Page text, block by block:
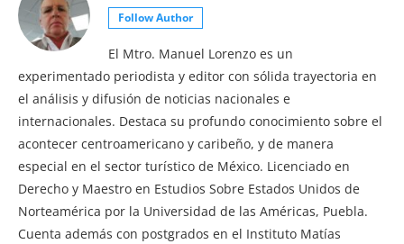
Follow Author
El Mtro. Manuel Lorenzo es un
experimentado periodista y editor con sólida trayectoria en
el análisis y difusión de noticias nacionales e
internacionales. Destaca su profundo conocimiento sobre el
acontecer centroamericano y caribeño, y de manera
especial en el sector turístico de México. Licenciado en
Derecho y Maestro en Estudios Sobre Estados Unidos de
Norteamérica por la Universidad de las Américas, Puebla.
Cuenta además con postgrados en el Instituto Matías